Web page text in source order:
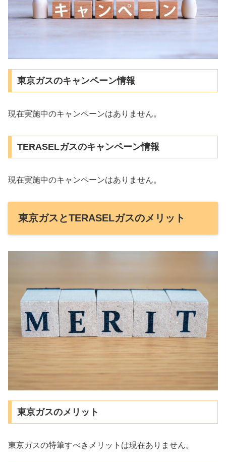
東京ガスのキャンペーン情報
現在実施中のキャンペーンはありません。
TERASELガスのキャンペーン情報
現在実施中のキャンペーンはありません。
東京ガスとTERASELガスのメリット
東京ガスのメリット
東京ガスの特筆すべきメリットは現在ありません。